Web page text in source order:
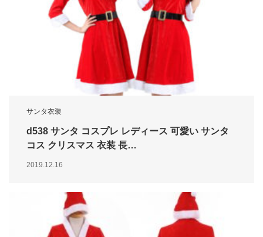
サンタ衣装
d538 サンタ コスプレ レディース 可愛い サンタ
コス クリスマス 衣装 長…
2019.12.16